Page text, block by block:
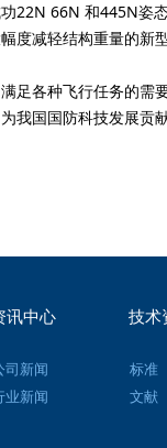
22N 66N 和445N姿
减轻结构重量的新
各种飞行任务的需
我国国防科技发展贡献
讯中心 技术
司新闻
业新闻
标准
文献